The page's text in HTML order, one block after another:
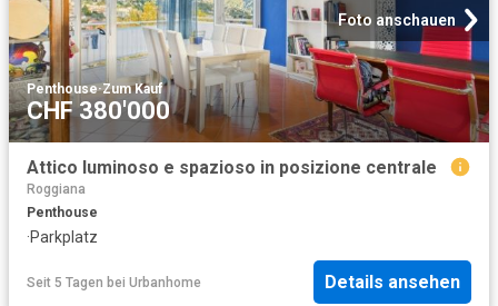
Foto anschauen
Penthouse·Zum Kauf
CHF 380'000
Attico luminoso e spazioso in posizione centrale
Roggiana
Penthouse
·Parkplatz
Seit 5 Tagen bei Urbanhome Details ansehen